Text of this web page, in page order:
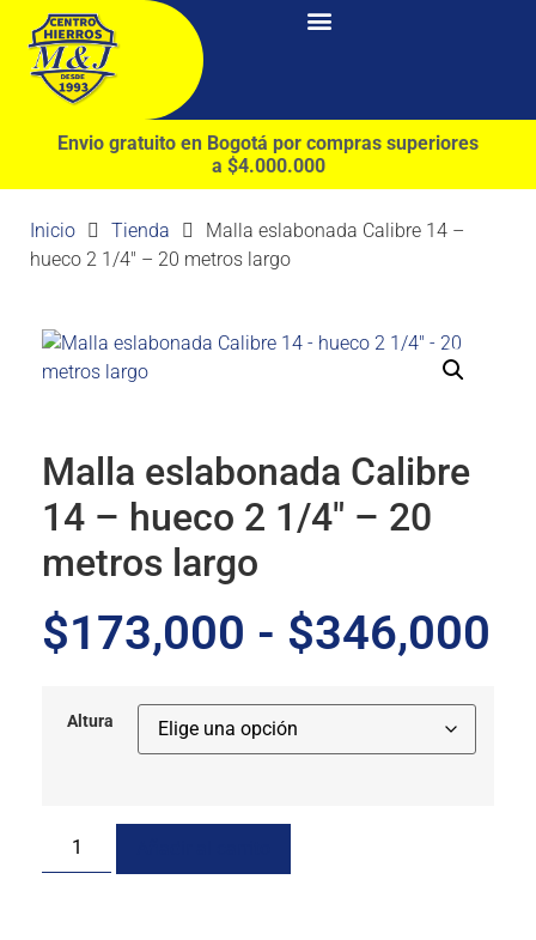
Envio gratuito en Bogotá por compras superiores
a $4.000.000
Inicio Tienda
Malla eslabonada Calibre 14 –
hueco 2 1/4″ – 20 metros largo
Malla eslabonada Calibre
14 – hueco 2 1/4″ – 20
metros largo
$173,000 - $346,000
Altura